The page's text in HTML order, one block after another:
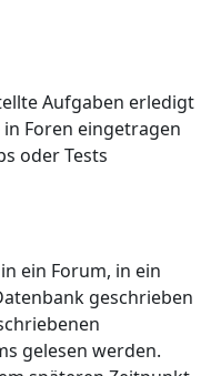
Aufgaben erledigt
Foren eingetragen
oder Tests
ein Forum, in ein
geschrieben
gelesen werden.